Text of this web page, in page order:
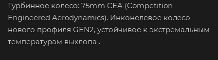
Турбинное колесо: 75mm CEA (Competition
Engineered Aerodynamics). Инконелевое колесо
нового профиля GEN2, устойчивое к экстремальным
температурам выхлопа .